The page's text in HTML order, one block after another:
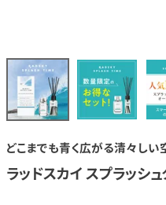
どこまでも青く広がる清々しい
ラッドスカイ スプラッシ